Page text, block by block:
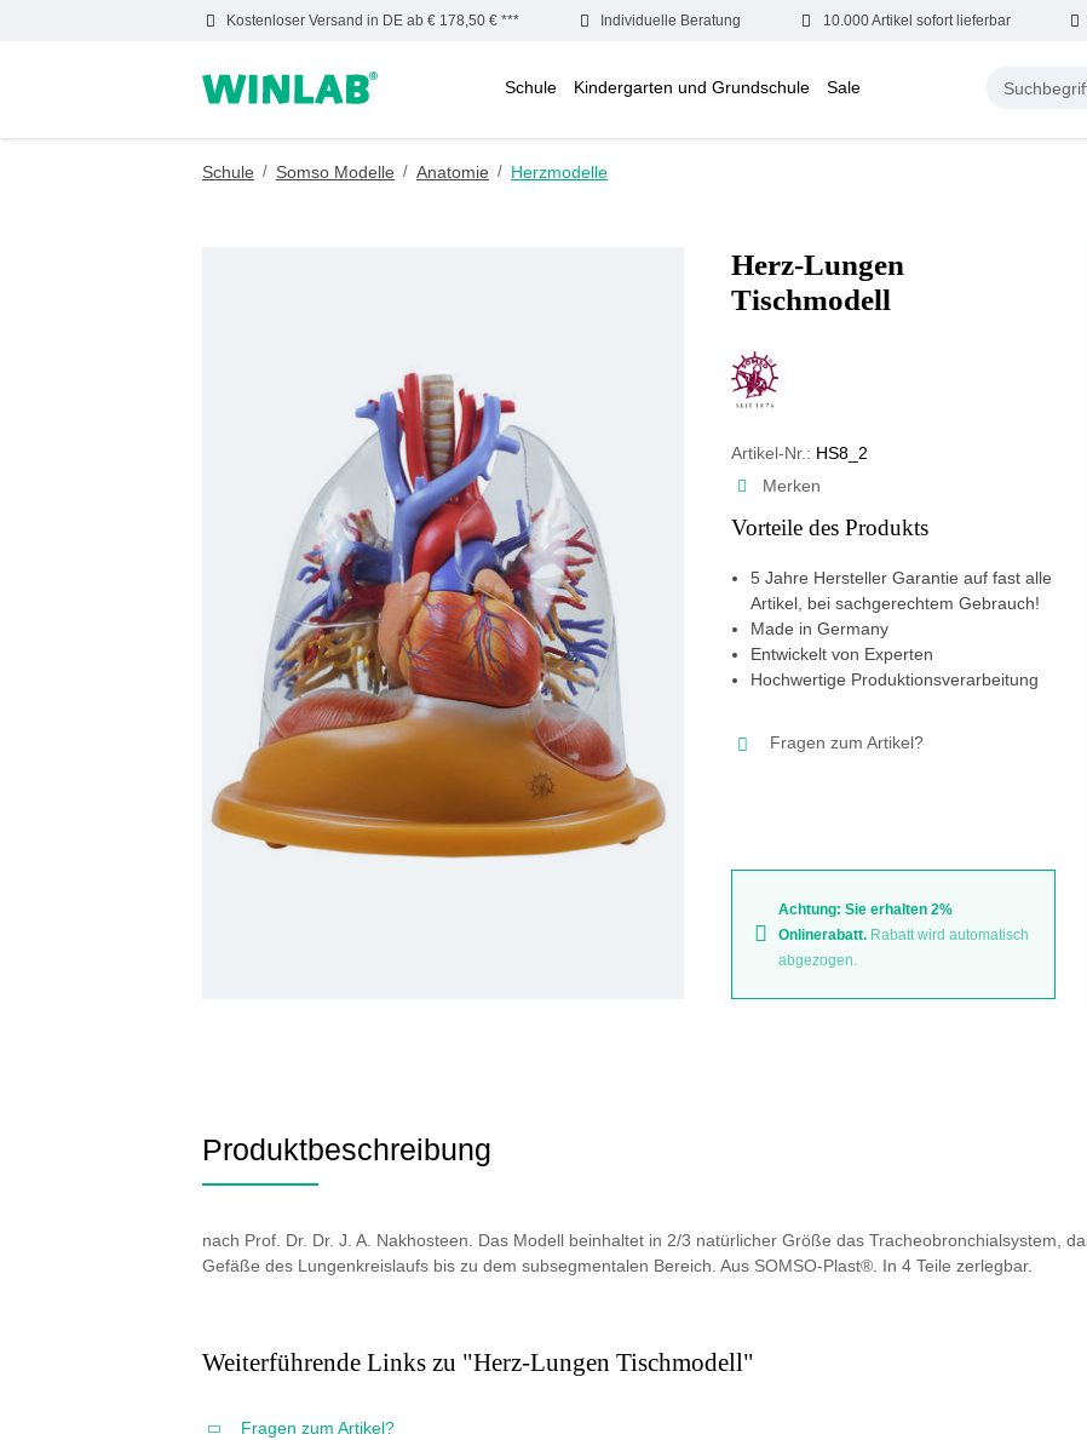
Zur Hauptnavigation springen
Kostenloser Versand in DE ab € 178,50 € *** Individuelle Beratung 10.000 Artikel sofort lieferbar
Schule Kindergarten und Grundschule Sale
Schule / Somso Modelle / Anatomie / Herzmodelle
Herz-Lungen
Tischmodell
Artikel-Nr.: HS8_2
Merken
Vorteile des Produkts
5 Jahre Hersteller Garantie auf fast alle
Artikel, bei sachgerechtem Gebrauch!
Made in Germany
Entwickelt von Experten
Hochwertige Produktionsverarbeitung
Fragen zum Artikel?
Achtung: Sie erhalten 2%
Onlinerabatt. Rabatt wird automatisch
abgezogen.
Produktbeschreibung
nach Prof. Dr. Dr. J. A. Nakhosteen. Das Modell beinhaltet in 2/3 natürlicher Größe das Tracheobronchialsystem,
Gefäße des Lungenkreislaufs bis zu dem subsegmentalen Bereich. Aus SOMSO-Plast®. In 4 Teile zerlegbar.
Weiterführende Links zu "Herz-Lungen Tischmodell"
Fragen zum Artikel?